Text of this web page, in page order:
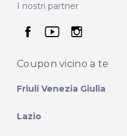
I nostri partner
seguici su
seguici
Coupon vicino a te
Friuli Venezia Giulia
Lazio